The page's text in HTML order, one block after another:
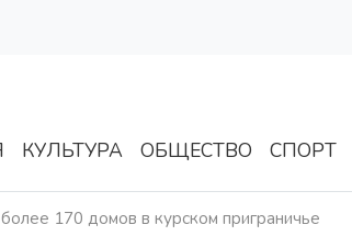
КУЛЬТУРА ОБЩЕСТВО СПОРТ
170 домов в курском приграничье